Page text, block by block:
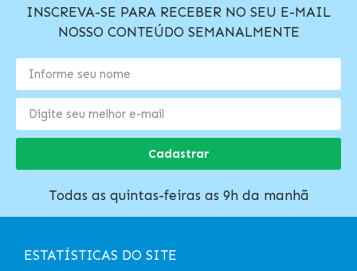
INSCREVA-SE PARA RECEBER NO SEU E-MAIL
NOSSO CONTEÚDO SEMANALMENTE
Cadastrar
Todas as quintas-feiras as 9h da manhã
ESTATÍSTICAS DO SITE